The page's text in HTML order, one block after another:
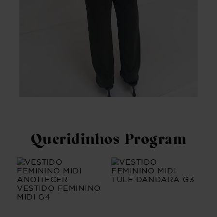
Queridinhos Program